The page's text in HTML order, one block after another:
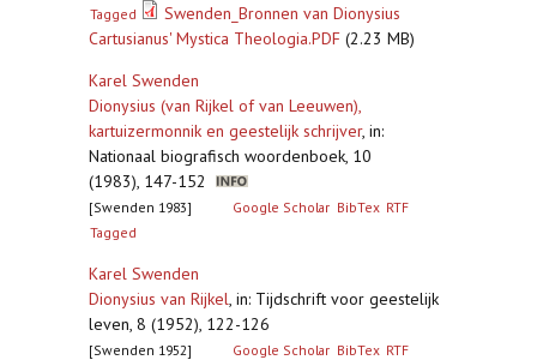
Tagged
Swenden_Bronnen van Dionysius
Cartusianus' Mystica Theologia.PDF (2.23 MB)
Karel Swenden
Dionysius (van Rijkel of van Leeuwen),
kartuizermonnik en geestelijk schrijver, in:
Nationaal biografisch woordenboek, 10
(1983), 147-152
[Swenden 1983] Google Scholar BibTex RTF
Tagged
Karel Swenden
Dionysius van Rijkel, in: Tijdschrift voor geestelijk
leven, 8 (1952), 122-126
[Swenden 1952] Google Scholar BibTex RTF